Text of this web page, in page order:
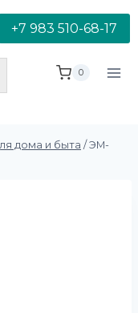
+7 983 510-68-17
0
дома и быта / ЭМ-